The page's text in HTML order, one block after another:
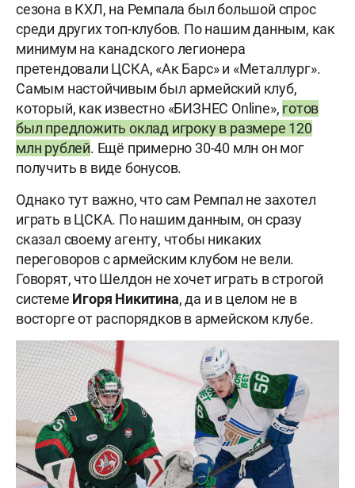
сезона в КХЛ, на Ремпала был большой спрос
среди других топ-клубов. По нашим данным, как
минимум на канадского легионера
претендовали ЦСКА, «Ак Барс» и «Металлург».
Самым настойчивым был армейский клуб,
который, как известно «БИЗНЕС Online», готов
был предложить оклад игроку в размере 120
млн рублей. Ещё примерно 30-40 млн он мог
получить в виде бонусов.
Однако тут важно, что сам Ремпал не захотел
играть в ЦСКА. По нашим данным, он сразу
сказал своему агенту, чтобы никаких
переговоров с армейским клубом не вели.
Говорят, что Шелдон не хочет играть в строгой
системе Игоря Никитина, да и в целом не в
восторге от распорядков в армейском клубе.